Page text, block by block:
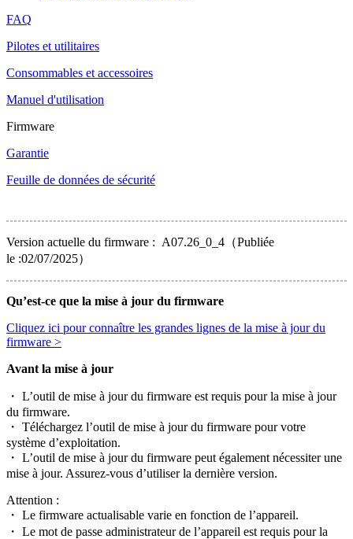
FAQ
Pilotes et utilitaires
Consommables et accessoires
Manuel d'utilisation
Firmware
Garantie
Feuille de données de sécurité
Version actuelle du firmware : A07.26_0_4（Publiée
le :02/07/2025）
Qu’est-ce que la mise à jour du firmware
Cliquez ici pour connaître les grandes lignes de la mise à jour du
firmware >
Avant la mise à jour
・ L’outil de mise à jour du firmware est requis pour la mise à jour
du firmware.
・ Téléchargez l’outil de mise à jour du firmware pour votre
système d’exploitation.
・ L’outil de mise à jour du firmware peut également nécessiter une
mise à jour. Assurez-vous d’utiliser la dernière version.
Attention :
・ Le firmware actualisable varie en fonction de l’appareil.
・ Le mot de passe administrateur de l’appareil est requis pour la